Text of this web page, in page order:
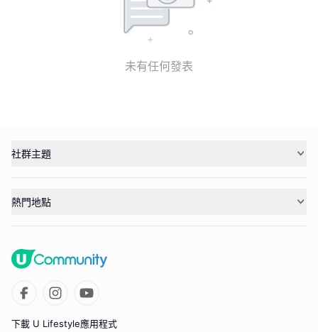
未有任何發表
社群主題
熱門地點
下載 U Lifestyle應用程式